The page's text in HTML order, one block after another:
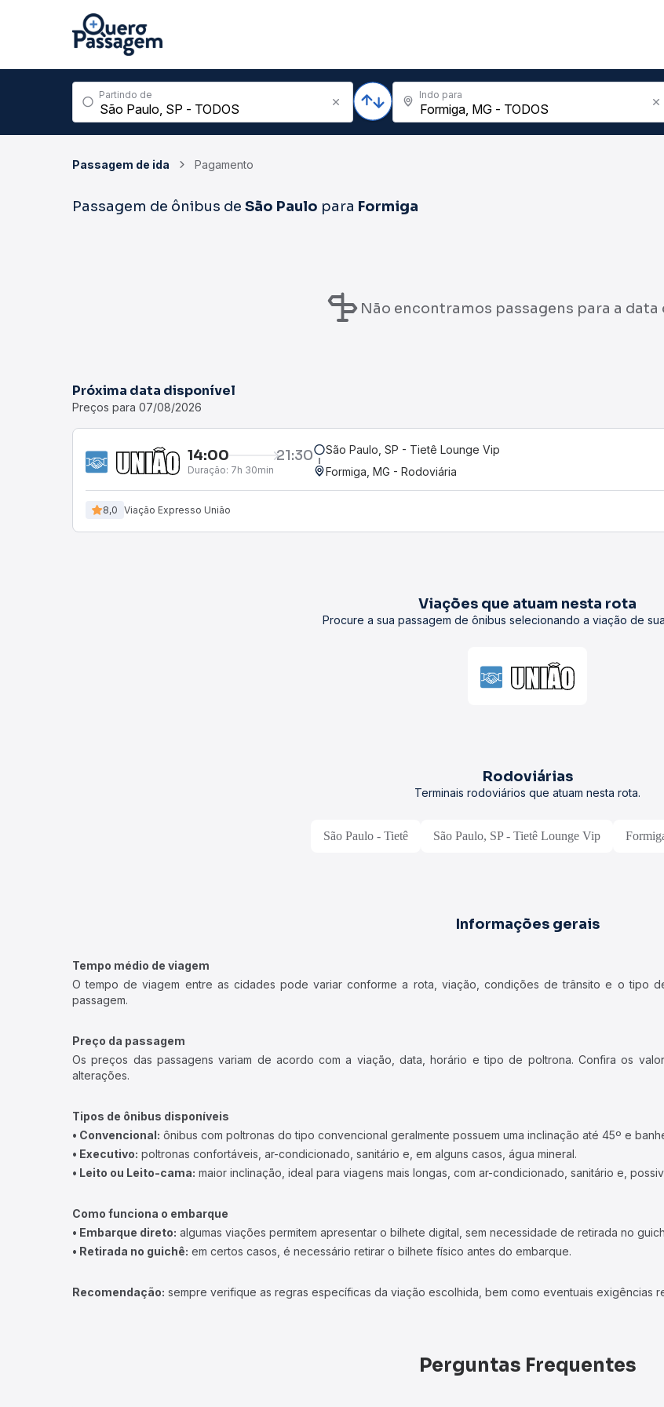
Partindo de Indo para
Passagem de ida Pagamento
Passagem de ônibus de São Paulo para Formiga
Não encontramos passagens para a data
Próxima data disponível
Preços para 07/08/2026
14:00 21:30
Duração: 7h 30min
São Paulo, SP - Tietê Lounge Vip
Formiga, MG - Rodoviária
8,0 Viação Expresso União
Viações que atuam nesta rota
Procure a sua passagem de ônibus selecionando a viação de
Rodoviárias
Terminais rodoviários que atuam nesta rota.
São Paulo - Tietê São Paulo, SP - Tietê Lounge Vip
Informações gerais
Tempo médio de viagem
O tempo de viagem entre as cidades pode variar conforme a rota, viação, condições de trânsito e o tipo
passagem.
Preço da passagem
Os preços das passagens variam de acordo com a viação, data, horário e tipo de poltrona. Confira os
alterações.
Tipos de ônibus disponíveis
• Convencional: ônibus com poltronas do tipo convencional geralmente possuem uma inclinação até 45º e
• Executivo: poltronas confortáveis, ar-condicionado, sanitário e, em alguns casos, água mineral.
• Leito ou Leito-cama: maior inclinação, ideal para viagens mais longas, com ar-condicionado, sanitário e,
Como funciona o embarque
• Embarque direto: algumas viações permitem apresentar o bilhete digital, sem necessidade de retirada no
• Retirada no guichê: em certos casos, é necessário retirar o bilhete físico antes do embarque.
Recomendação: sempre verifique as regras específicas da viação escolhida, bem como eventuais exigências
Perguntas Frequentes